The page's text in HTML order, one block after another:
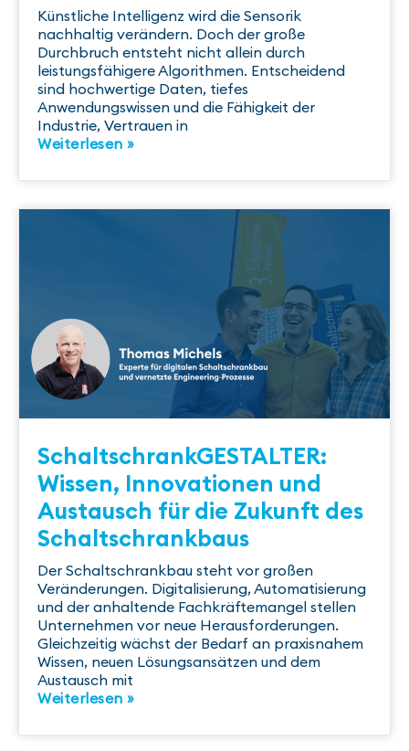
Künstliche Intelligenz wird die Sensorik
nachhaltig verändern. Doch der große
Durchbruch entsteht nicht allein durch
leistungsfähigere Algorithmen. Entscheidend
sind hochwertige Daten, tiefes
Anwendungswissen und die Fähigkeit der
Industrie, Vertrauen in
Weiterlesen »
SchaltschrankGESTALTER:
Wissen, Innovationen und
Austausch für die Zukunft des
Schaltschrankbaus
Der Schaltschrankbau steht vor großen
Veränderungen. Digitalisierung, Automatisierung
und der anhaltende Fachkräftemangel stellen
Unternehmen vor neue Herausforderungen.
Gleichzeitig wächst der Bedarf an praxisnahem
Wissen, neuen Lösungsansätzen und dem
Austausch mit
Weiterlesen »